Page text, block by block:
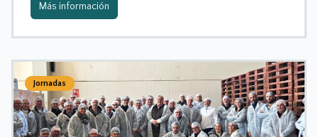
Más información
Jornadas